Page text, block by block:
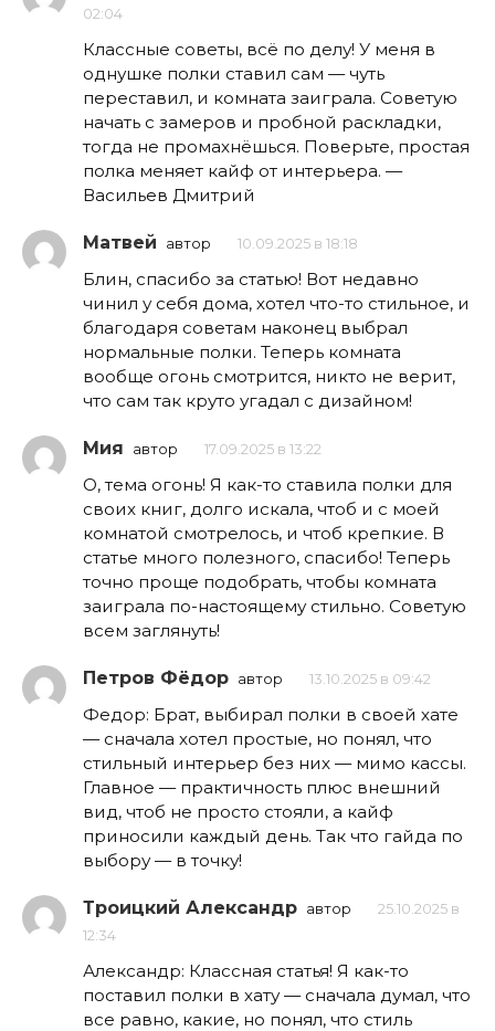
02:04
Классные советы, всё по делу! У меня в
однушке полки ставил сам — чуть
переставил, и комната заиграла. Советую
начать с замеров и пробной раскладки,
тогда не промахнёшься. Поверьте, простая
полка меняет кайф от интерьера. —
Васильев Дмитрий
Матвей автор 10.09.2025 в 18:18
Блин, спасибо за статью! Вот недавно
чинил у себя дома, хотел что-то стильное, и
благодаря советам наконец выбрал
нормальные полки. Теперь комната
вообще огонь смотрится, никто не верит,
что сам так круто угадал с дизайном!
Мия автор 17.09.2025 в 13:22
О, тема огонь! Я как-то ставила полки для
своих книг, долго искала, чтоб и с моей
комнатой смотрелось, и чтоб крепкие. В
статье много полезного, спасибо! Теперь
точно проще подобрать, чтобы комната
заиграла по-настоящему стильно. Советую
всем заглянуть!
Петров Фёдор автор 13.10.2025 в 09:42
Федор: Брат, выбирал полки в своей хате
— сначала хотел простые, но понял, что
стильный интерьер без них — мимо кассы.
Главное — практичность плюс внешний
вид, чтоб не просто стояли, а кайф
приносили каждый день. Так что гайда по
выбору — в точку!
Троицкий Александр автор
25.10.2025 в
12:34
Александр: Классная статья! Я как-то
поставил полки в хату — сначала думал, что
все равно, какие, но понял, что стиль